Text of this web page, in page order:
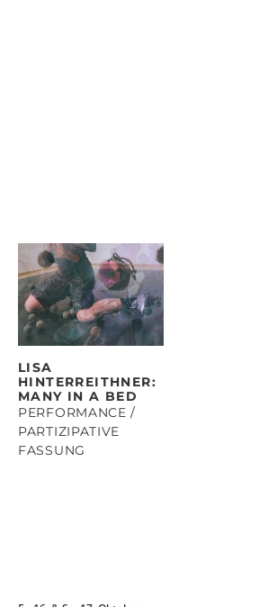
LISA
HINTERREITHNER:
MANY IN A BED
PERFORMANCE /
PARTIZIPATIVE
FASSUNG